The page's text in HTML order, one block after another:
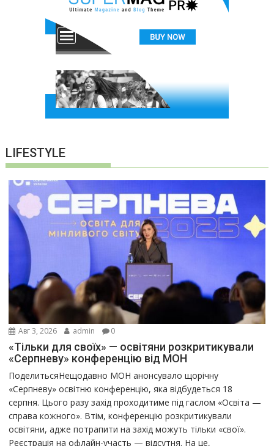
LIFESTYLE
Авг 3, 2026 admin 0
«Тільки для своїх» — освітяни розкритикували
«Серпневу» конференцію від МОН
ПоделитьсяНещодавно МОН анонсувало щорічну
«Серпневу» освітню конференцію, яка відбудеться 18
серпня. Цього разу захід проходитиме під гаслом «Освіта —
справа кожного». Втім, конференцію розкритикували
освітяни, адже потрапити на захід можуть тільки «свої».
Реєстрація на офлайн-участь — відсутня. На це,